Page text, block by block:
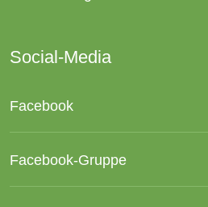
Social-Media
Facebook
Facebook-Gruppe